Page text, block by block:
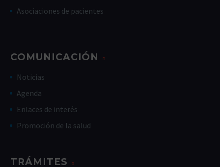
Asociaciones de pacientes
COMUNICACIÓN
Noticias
Agenda
Enlaces de interés
Promoción de la salud
TRÁMITES